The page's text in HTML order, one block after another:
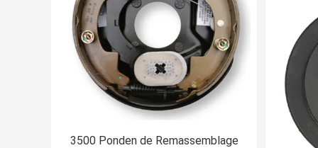
3500 Ponden de Remassemblage